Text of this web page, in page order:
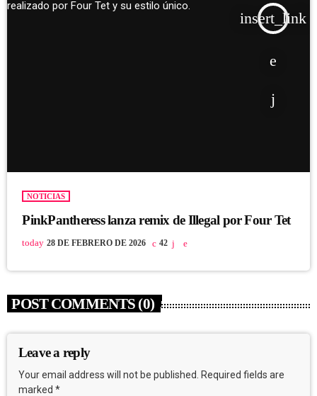
insert_link
NOTICIAS
PinkPantheress lanza remix de Illegal por Four Tet
today 28 DE FEBRERO DE 2026 42
POST COMMENTS (0)
Leave a reply
Your email address will not be published. Required fields are
marked *